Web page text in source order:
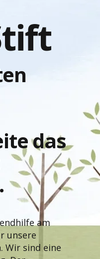
das
am
unsere
Wir sind eine